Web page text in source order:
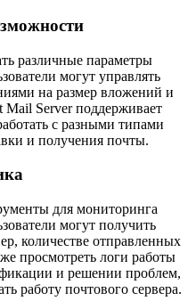
различные параметры
могут управлять
на размер вложений и
Server поддерживает
с разными типами
и получения почты.
для мониторинга
могут получить
количестве отправленных
просмотреть логи работы
и решении проблем,
работу почтового сервера.